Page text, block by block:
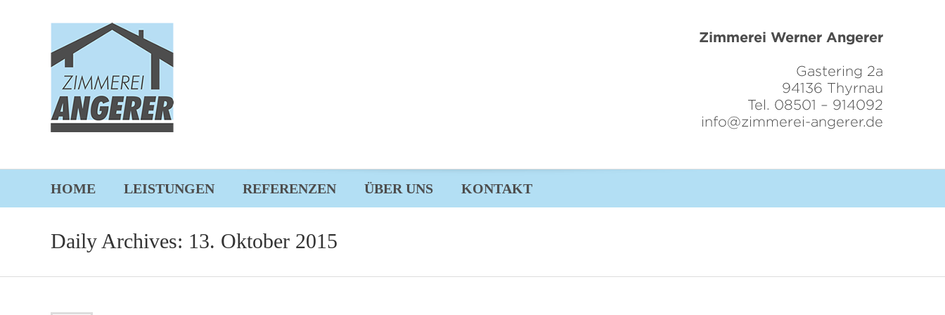
HOME LEISTUNGEN REFERENZEN ÜBER UNS KONTAKT
Daily Archives: 13. Oktober 2015